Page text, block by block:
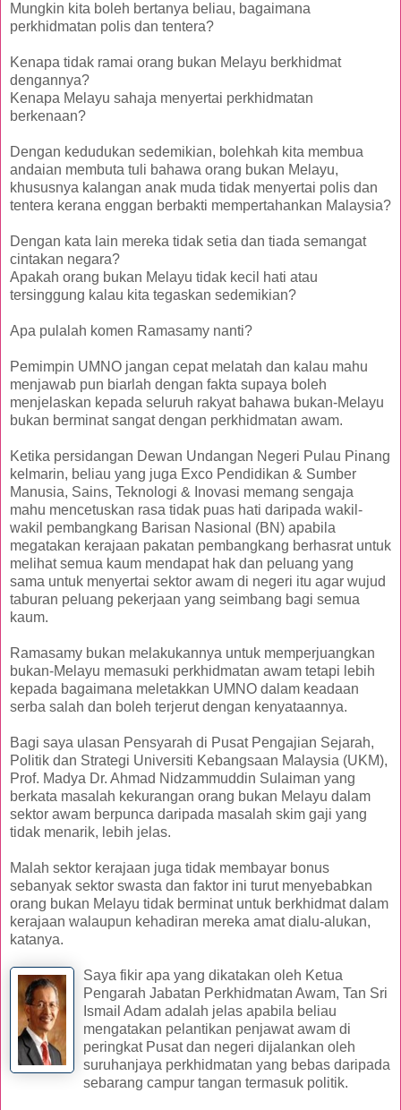
Mungkin kita boleh bertanya beliau, bagaimana
perkhidmatan polis dan tentera?
Kenapa tidak ramai orang bukan Melayu berkhidmat
dengannya?
Kenapa Melayu sahaja menyertai perkhidmatan
berkenaan?
Dengan kedudukan sedemikian, bolehkah kita membua
andaian membuta tuli bahawa orang bukan Melayu,
khususnya kalangan anak muda tidak menyertai polis dan
tentera kerana enggan berbakti mempertahankan Malaysia?
Dengan kata lain mereka tidak setia dan tiada semangat
cintakan negara?
Apakah orang bukan Melayu tidak kecil hati atau
tersinggung kalau kita tegaskan sedemikian?
Apa pulalah komen Ramasamy nanti?
Pemimpin UMNO jangan cepat melatah dan kalau mahu
menjawab pun biarlah dengan fakta supaya boleh
menjelaskan kepada seluruh rakyat bahawa bukan-Melayu
bukan berminat sangat dengan perkhidmatan awam.
Ketika persidangan Dewan Undangan Negeri Pulau Pinang
kelmarin, beliau yang juga Exco Pendidikan & Sumber
Manusia, Sains, Teknologi & Inovasi memang sengaja
mahu mencetuskan rasa tidak puas hati daripada wakil-
wakil pembangkang Barisan Nasional (BN) apabila
megatakan kerajaan pakatan pembangkang berhasrat untuk
melihat semua kaum mendapat hak dan peluang yang
sama untuk menyertai sektor awam di negeri itu agar wujud
taburan peluang pekerjaan yang seimbang bagi semua
kaum.
Ramasamy bukan melakukannya untuk memperjuangkan
bukan-Melayu memasuki perkhidmatan awam tetapi lebih
kepada bagaimana meletakkan UMNO dalam keadaan
serba salah dan boleh terjerut dengan kenyataannya.
Bagi saya ulasan Pensyarah di Pusat Pengajian Sejarah,
Politik dan Strategi Universiti Kebangsaan Malaysia (UKM),
Prof. Madya Dr. Ahmad Nidzammuddin Sulaiman yang
berkata masalah kekurangan orang bukan Melayu dalam
sektor awam berpunca daripada masalah skim gaji yang
tidak menarik, lebih jelas.
Malah sektor kerajaan juga tidak membayar bonus
sebanyak sektor swasta dan faktor ini turut menyebabkan
orang bukan Melayu tidak berminat untuk berkhidmat dalam
kerajaan walaupun kehadiran mereka amat dialu-alukan,
katanya.
Saya fikir apa yang dikatakan oleh Ketua
Pengarah Jabatan Perkhidmatan Awam, Tan Sri
Ismail Adam adalah jelas apabila beliau
mengatakan pelantikan penjawat awam di
peringkat Pusat dan negeri dijalankan oleh
suruhanjaya perkhidmatan yang bebas daripada
sebarang campur tangan termasuk politik.